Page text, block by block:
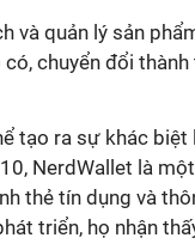
và quản lý sản
chuyển đổi
tạo ra sự khác
NerdWallet là
thẻ tín dụng và
triển, họ nhận